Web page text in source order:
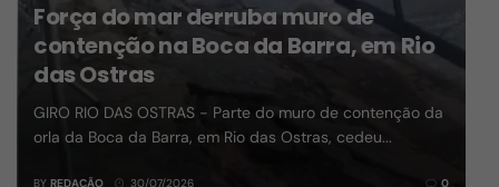
Força do mar derruba muro de
contenção na Boca da Barra, em Rio
das Ostras
GIRO RIO DAS OSTRAS - Parte do muro de contenção da
orla da Boca da Barra, em Rio das Ostras, cedeu...
BY REDAÇÃO 30/07/2026 0